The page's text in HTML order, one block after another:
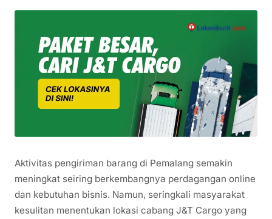
Aktivitas pengiriman barang di Pemalang semakin
meningkat seiring berkembangnya perdagangan online
dan kebutuhan bisnis. Namun, seringkali masyarakat
kesulitan menentukan lokasi cabang J&T Cargo yang